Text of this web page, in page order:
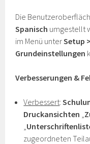
Die
Spanisch umgestellt
im Menü unterSetup
Grundeinstellungen
Verbesserungen &
Verbessert:
Druckansichten „
„
zugeordneten